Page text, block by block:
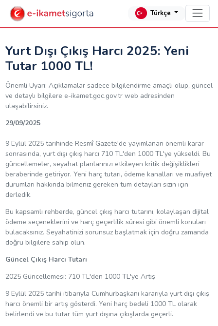
Türkçe
Yurt Dışı Çıkış Harcı 2025: Yeni
Tutar 1000 TL!
Önemli Uyarı: Açıklamalar sadece bilgilendirme amaçlı olup, güncel
ve detaylı bilgilere e-ikamet.goc.gov.tr web adresinden
ulaşabilirsiniz.
29/09/2025
9 Eylül 2025 tarihinde Resmî Gazete'de yayımlanan önemli karar
sonrasında, yurt dışı çıkış harcı 710 TL'den 1000 TL'ye yükseldi. Bu
güncellemeler, seyahat planlarınızı etkileyen kritik değişiklikleri
beraberinde getiriyor. Yeni harç tutarı, ödeme kanalları ve muafiyet
durumları hakkında bilmeniz gereken tüm detayları sizin için
derledik.
Bu kapsamlı rehberde, güncel çıkış harcı tutarını, kolaylaşan dijital
ödeme seçeneklerini ve harç geçerlilik süresi gibi önemli konuları
bulacaksınız. Seyahatinizi sorunsuz başlatmak için doğru zamanda
doğru bilgilere sahip olun.
Güncel Çıkış Harcı Tutarı
2025 Güncellemesi: 710 TL'den 1000 TL'ye Artış
9 Eylül 2025 tarihi itibarıyla Cumhurbaşkanı kararıyla yurt dışı çıkış
harcı önemli bir artış gösterdi. Yeni harç bedeli 1000 TL olarak
belirlendi ve bu tutar tüm yurt dışına çıkışlarda geçerli.